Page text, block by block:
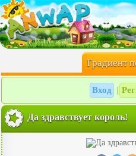
Градиент
Вход
Да здравствует король!